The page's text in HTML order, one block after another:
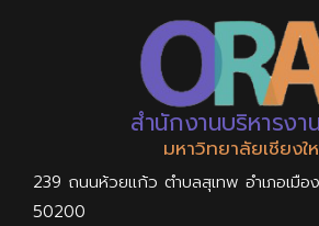
สำนักงานบริหารงา
มหาวิทยาลัยเชียงใ
239 ถนนห้วยแก้ว ตำบลสุเทพ อำเภอเมือ
50200